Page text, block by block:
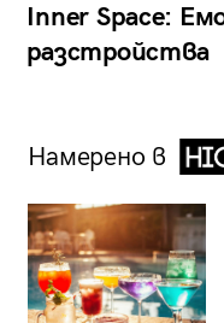
Inner Space:
разстройства
Намерено в